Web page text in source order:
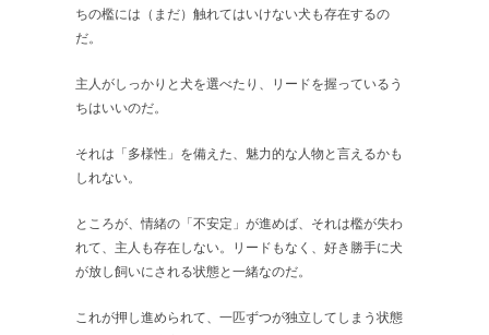
ちの檻には（まだ）触れてはいけない犬も存在するの
だ。
主人がしっかりと犬を選べたり、リードを握っているう
ちはいいのだ。
それは「多様性」を備えた、魅力的な人物と言えるかも
しれない。
ところが、情緒の「不安定」が進めば、それは檻が失わ
れて、主人も存在しない。リードもなく、好き勝手に犬
が放し飼いにされる状態と一緒なのだ。
これが押し進められて、一匹ずつが独立してしまう状態